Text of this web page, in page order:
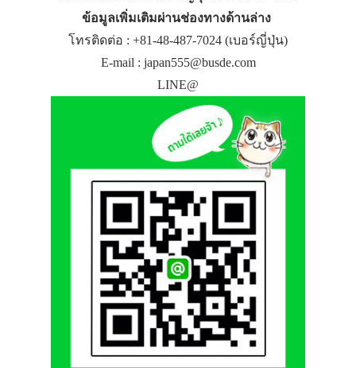
ข้อมูลเพิ่มเติมผ่านช่องทางด้านล่าง
โทรติดต่อ : +81-48-487-7024 (เบอร์ญี่ปุ่น)
E-mail : japan555@busde.com
LINE@